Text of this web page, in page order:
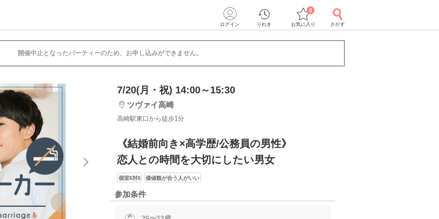
ログイン りれき お気に入り
0
さがす
開催中止となったパーティーのため、お申し込みができません。
7/20(月・祝) 14:00～15:30
ツヴァイ高崎
高崎駅東口から徒歩1分
《結婚前向き×高学歴/公務員の男性》
恋人との時間を大切にしたい男女
個室6対6 価値観が合う人がいい
参加条件